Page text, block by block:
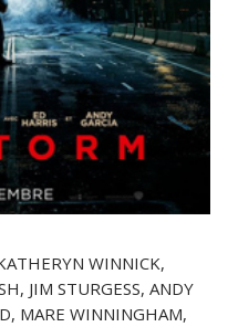
WINNICK,
JIM STURGESS, ANDY
MARE WINNINGHAM,